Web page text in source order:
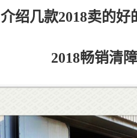
介绍几款2018卖的好
2018畅销清